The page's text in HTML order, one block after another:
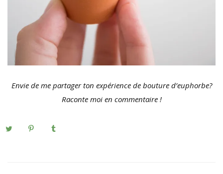
Envie de me partager ton expérience de bouture d’euphorbe?
Raconte moi en commentaire !